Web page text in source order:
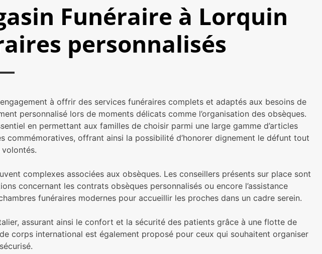
Funéraire à Lorquin
personnalisés
à offrir des services funéraires complets et adaptés aux besoins de
personnalisé lors de moments délicats comme l’organisation des obsèques.
en permettant aux familles de choisir parmi une large gamme d’articles
commémoratives, offrant ainsi la possibilité d’honorer dignement le défunt tout
complexes associées aux obsèques. Les conseillers présents sur place sont
concernant les contrats obsèques personnalisés ou encore l’assistance
funéraires modernes pour accueillir les proches dans un cadre serein.
assurant ainsi le confort et la sécurité des patients grâce à une flotte de
corps international est également proposé pour ceux qui souhaitent organiser